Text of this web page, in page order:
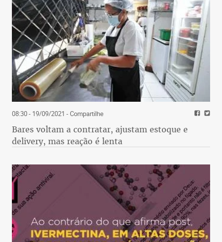
08:30 - 19/09/2021 - Compartilhe
Bares voltam a contratar, ajustam estoque e
delivery, mas reação é lenta